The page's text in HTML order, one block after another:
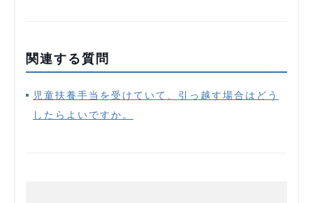
関連する質問
児童扶養手当を受けていて、引っ越す場合はどう
したらよいですか。